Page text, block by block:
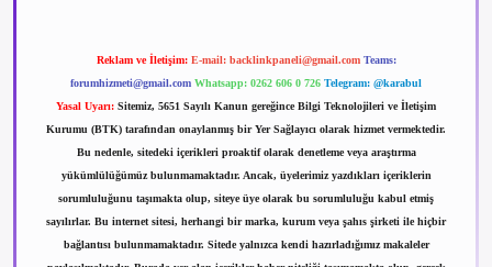
Reklam ve İletişim: E-mail: backlinkpaneli@gmail.com Teams:
forumhizmeti@gmail.com Whatsapp: 0262 606 0 726 Telegram: @karabul
Yasal Uyarı: Sitemiz, 5651 Sayılı Kanun gereğince Bilgi Teknolojileri ve İletişim
Kurumu (BTK) tarafından onaylanmış bir Yer Sağlayıcı olarak hizmet vermektedir.
Bu nedenle, sitedeki içerikleri proaktif olarak denetleme veya araştırma
yükümlülüğümüz bulunmamaktadır. Ancak, üyelerimiz yazdıkları içeriklerin
sorumluluğunu taşımakta olup, siteye üye olarak bu sorumluluğu kabul etmiş
sayılırlar. Bu internet sitesi, herhangi bir marka, kurum veya şahıs şirketi ile hiçbir
bağlantısı bulunmamaktadır. Sitede yalnızca kendi hazırladığımız makaleler